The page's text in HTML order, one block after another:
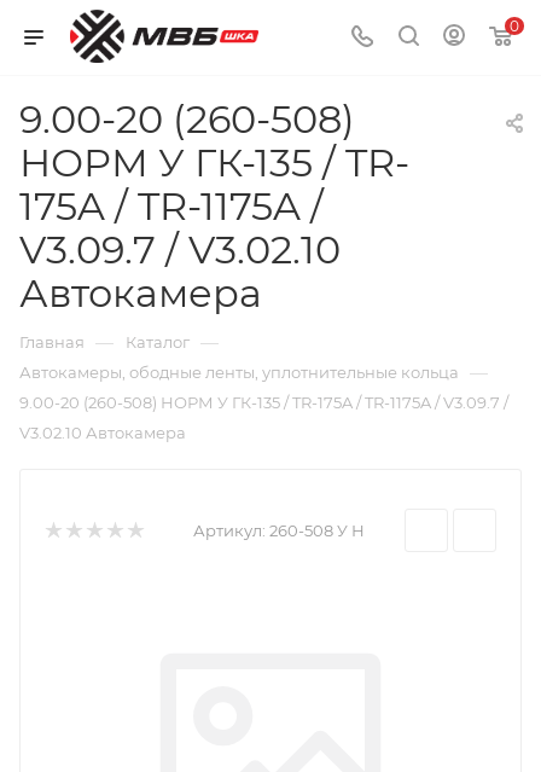
0
9.00-20 (260-508)
НОРМ У ГК-135 / TR-
175A / TR-1175A /
V3.09.7 / V3.02.10
Автокамера
Главная — Каталог —
Автокамеры, ободные ленты, уплотнительные кольца —
9.00-20 (260-508) НОРМ У ГК-135 / TR-175A / TR-1175A / V3.09.7 /
V3.02.10 Автокамера
Артикул: 260-508 У Н